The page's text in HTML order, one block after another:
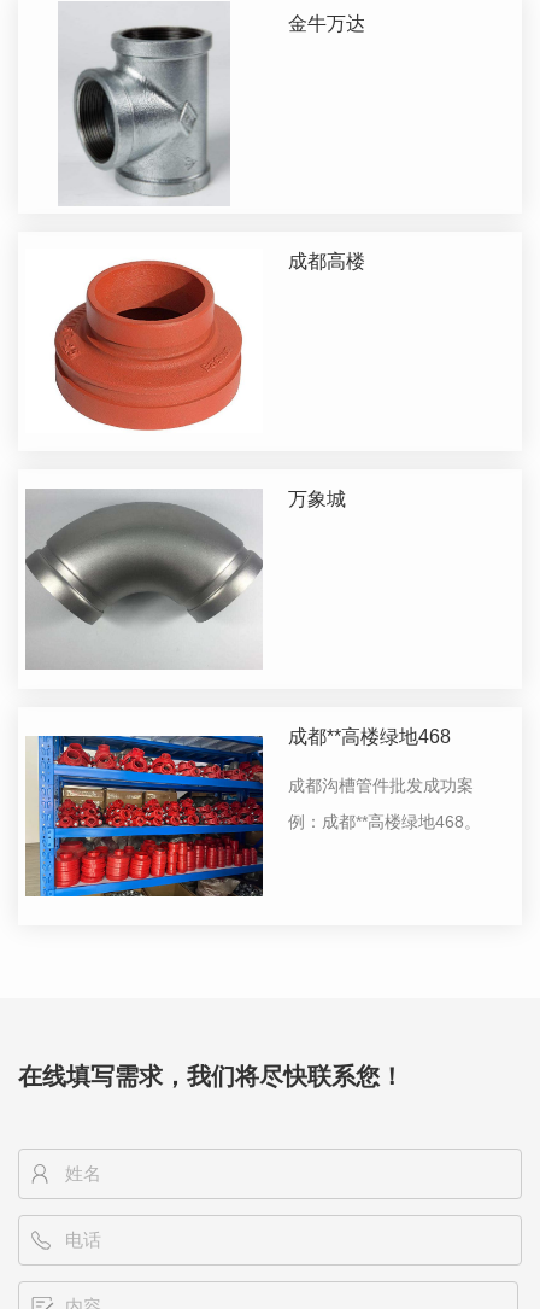
金牛万达
成都高楼
万象城
成都**高楼绿地468
成都沟槽管件批发成功案
例：成都**高楼绿地468。
在线填写需求，我们将尽快联系您！